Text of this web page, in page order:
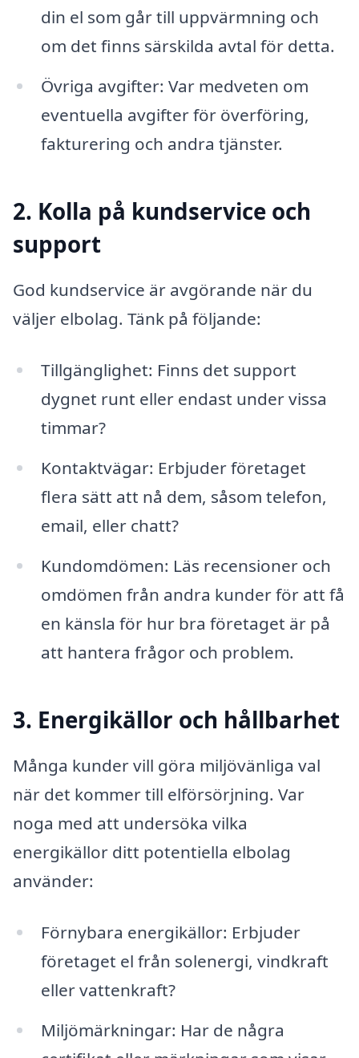
din el som går till uppvärmning och
om det finns särskilda avtal för detta.
Övriga avgifter: Var medveten om
eventuella avgifter för överföring,
fakturering och andra tjänster.
2. Kolla på kundservice och
support
God kundservice är avgörande när du
väljer elbolag. Tänk på följande:
Tillgänglighet: Finns det support
dygnet runt eller endast under vissa
timmar?
Kontaktvägar: Erbjuder företaget
flera sätt att nå dem, såsom telefon,
email, eller chatt?
Kundomdömen: Läs recensioner och
omdömen från andra kunder för att få
en känsla för hur bra företaget är på
att hantera frågor och problem.
3. Energikällor och hållbarhet
Många kunder vill göra miljövänliga val
när det kommer till elförsörjning. Var
noga med att undersöka vilka
energikällor ditt potentiella elbolag
använder:
Förnybara energikällor: Erbjuder
företaget el från solenergi, vindkraft
eller vattenkraft?
Miljömärkningar: Har de några